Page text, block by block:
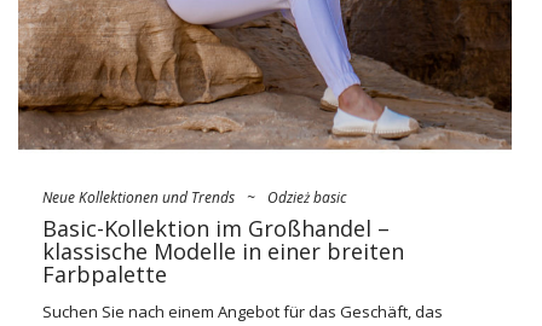
Neue Kollektionen und Trends ~ Odzież basic
Basic-Kollektion im Großhandel –
klassische Modelle in einer breiten
Farbpalette
Suchen Sie nach einem Angebotfür das Geschäft, das